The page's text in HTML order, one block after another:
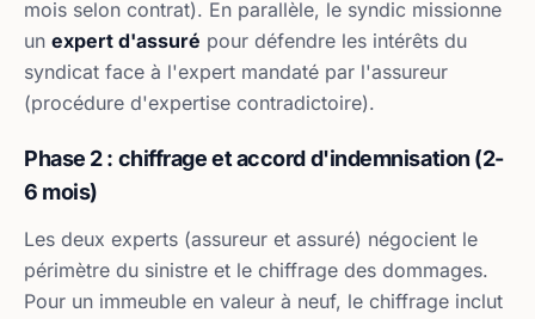
mois selon contrat). En parallèle, le syndic missionne
un expert d'assuré pour défendre les intérêts du
syndicat face à l'expert mandaté par l'assureur
(procédure d'expertise contradictoire).
Phase 2 : chiffrage et accord d'indemnisation (2-
6 mois)
Les deux experts (assureur et assuré) négocient le
périmètre du sinistre et le chiffrage des dommages.
Pour un immeuble en valeur à neuf, le chiffrage inclut